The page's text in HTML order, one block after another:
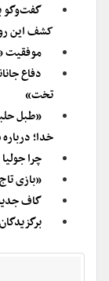
گفت‌وگو
کشف این
موفقیت
دفاع
تخت»
«طبل
خدا؛
چرا
«بازی
گاف